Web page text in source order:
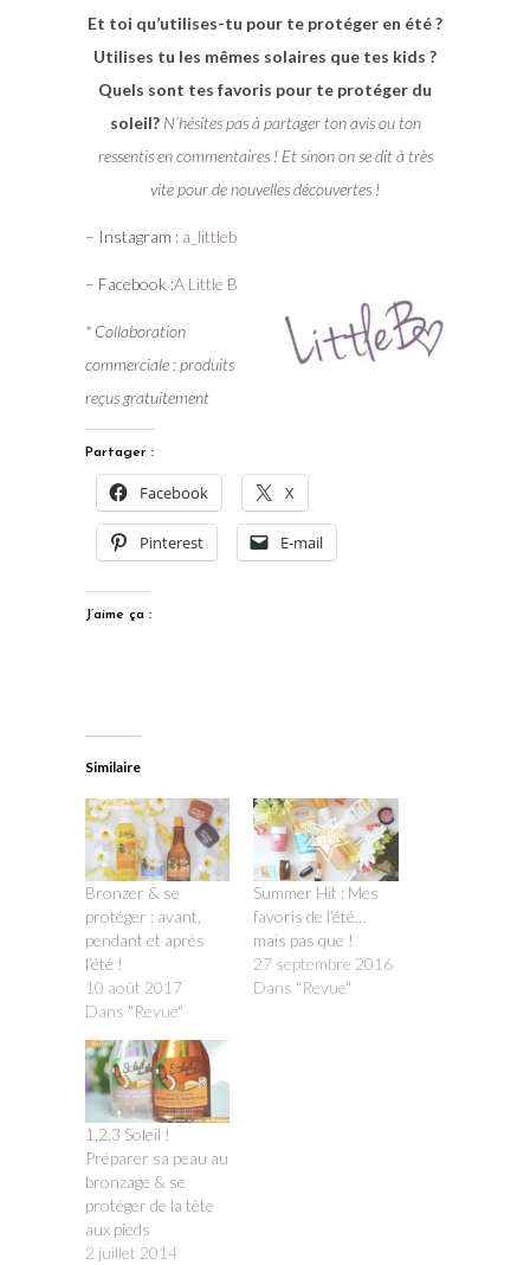
Et toi qu’utilises-tu pour te protéger en été ?
Utilises tu les mêmes solaires que tes kids ?
Quels sont tes favoris pour te protéger du
soleil? N’hésites pas à partager ton avis ou ton
ressentis en commentaires ! Et sinon on se dit à très
vite pour de nouvelles découvertes !
– Instagram : a_littleb
– Facebook :A Little B
* Collaboration
commerciale : produits
reçus gratuitement
Partager :
Facebook X
Pinterest E-mail
J’aime ça :
Similaire
Bronzer & se
protéger : avant,
pendant et après
l’été !
10 août 2017
Dans "Revue"
Summer Hit : Mes
favoris de l’été…
mais pas que !
27 septembre 2016
Dans "Revue"
1,2,3 Soleil !
Préparer sa peau au
bronzage & se
protéger de la tête
aux pieds
2 juillet 2014